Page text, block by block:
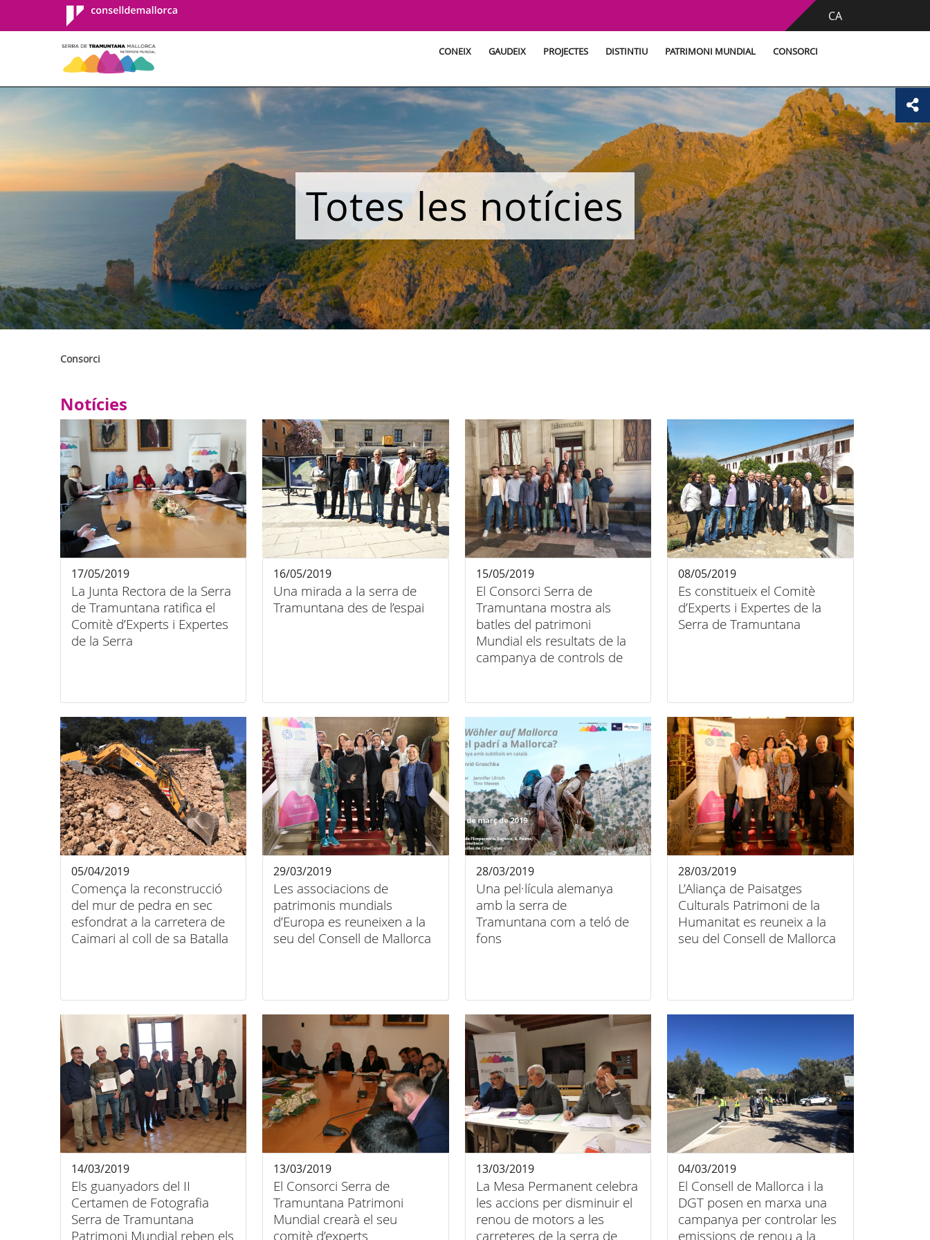
Consell de
Mallorca
CA
CONEIX GAUDEIX PROJECTES DISTINTIU PATRIMONI MUNDIAL CONSORCI
Totes les notícies
Consorci
Notícies
La Junta Rectora de la Serra
de Tramuntana ratifica el
Comitè d’Experts i Expertes
de la Serra
17/05/2019
Una mirada a la serra de
Tramuntana des de l’espai
16/05/2019
El Consorci Serra de
Tramuntana mostra als
batles del patrimoni
Mundial els resultats de la
campanya de controls de
15/05/2019
Es constitueix el Comitè
d’Experts i Expertes de la
Serra de Tramuntana
08/05/2019
Comença la reconstrucció
del mur de pedra en sec
esfondrat a la carretera de
Caimari al coll de sa Batalla
05/04/2019
Les associacions de
patrimonis mundials
d’Europa es reuneixen a la
seu del Consell de Mallorca
29/03/2019
Una pel·lícula alemanya
amb la serra de
Tramuntana com a teló de
fons
28/03/2019
L’Aliança de Paisatges
Culturals Patrimoni de la
Humanitat es reuneix a la
seu del Consell de Mallorca
28/03/2019
Els guanyadors del II
Certamen de Fotografia
Serra de Tramuntana
Patrimoni Mundial reben els
14/03/2019
El Consorci Serra de
Tramuntana Patrimoni
Mundial crearà el seu
comitè d’experts
13/03/2019
La Mesa Permanent celebra
les accions per disminuir el
renou de motors a les
carreteres de la serra de
13/03/2019
El Consell de Mallorca i la
DGT posen en marxa una
campanya per controlar les
emissions de renou a la
04/03/2019